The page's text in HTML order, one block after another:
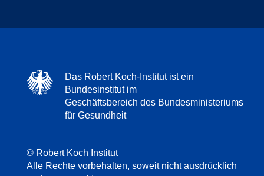
Das Robert Koch-Institut ist ein
Bundesinstitut im
Geschäftsbereich des Bundesministeriums
für Gesundheit
© Robert Koch Institut
Alle Rechte vorbehalten, soweit nicht ausdrücklich